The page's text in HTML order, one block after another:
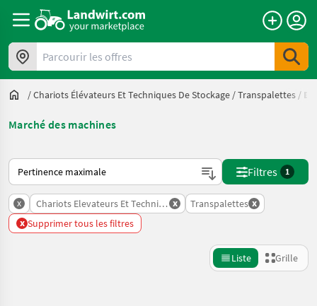
Parcourir les offres
/Chariots Élévateurs Et Techniques De Stockage /Transpalettes /
Marché des machines
Voici comment les annonces sont triées sur Landwirt.com
Filtres 1
x Chariots Elevateurs Et Techniques De Stockage
x Transpalettes x
x Supprimer tous les filtres
Liste Grille